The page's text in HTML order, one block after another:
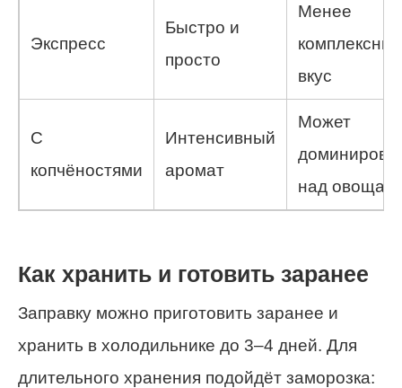
Экспресс
Быстро и
просто
Менее
вкус
С
копчёностями
Интенсивный
аромат
Может
над
Как хранить и готовить заранее
Заправку можно приготовить заранее и
хранить в холодильнике до 3–4 дней. Для
длительного хранения подойдёт заморозка: